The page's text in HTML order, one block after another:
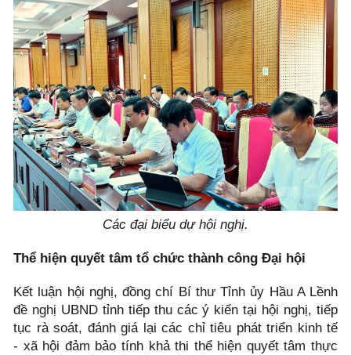
Các đại biểu dự hội nghị.
Thể hiện quyết tâm tổ chức thành công Đại hội
Kết luận hội nghị, đồng chí Bí thư Tỉnh ủy Hầu A Lềnh
đề nghị UBND tỉnh tiếp thu các ý kiến tại hội nghị, tiếp
tục rà soát, đánh giá lại các chỉ tiêu phát triển kinh tế
- xã hội đảm bảo tính khả thi thể hiện quyết tâm thực